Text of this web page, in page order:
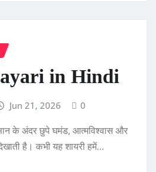
in Hindi
Jun 21, 2026 0
के अंदर छुपे घमंड, आत्मविश्वास और
है। कभी यह शायरी हमें…